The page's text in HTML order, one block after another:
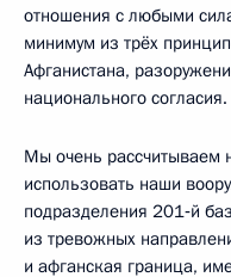
отношения с любыми
минимум из трёх
Афганистана,
национального согласия.
Мы очень рассчитываем
использовать наши
подразделения 201‑й
из тревожных
и афганская граница,